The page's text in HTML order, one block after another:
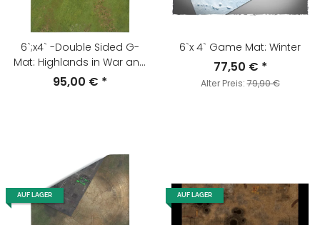
6`;x4` -Double Sided G-
Mat: Highlands in War and
Sands of Time
95,00 € *
6`x 4` Game Mat: Winter
77,50 € *
Alter Preis:79,90 €
AUF LAGER AUF LAGER